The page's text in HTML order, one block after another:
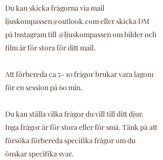
Du kan skicka frågorna via mail
ljuskompassen@outlook.comeller skicka DM
på Instagram till @ljuskompassen om bilder och
film är för stora för ditt mail.
Att förbereda ca 5- 10 frågor brukar vara lagom
för en session på 60 min.
Du kan ställa vilka frågor du vill till ditt djur.
Inga frågor är för stora eller för små. Tänk på att
försöka förbereda specifika frågor om du
önskar specifika svar.